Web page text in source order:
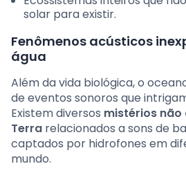
solar para existir.
Fenômenos acústicos
água
Além da vida biológica, o
de eventos sonoros que
Existem diversos mistérios
Terra relacionados a sons de
captados por hidrofones em
mundo.